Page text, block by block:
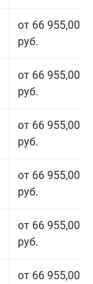
от 66 955,00
руб.
от 66 955,00
руб.
от 66 955,00
руб.
от 66 955,00
руб.
от 66 955,00
руб.
от 66 955,00